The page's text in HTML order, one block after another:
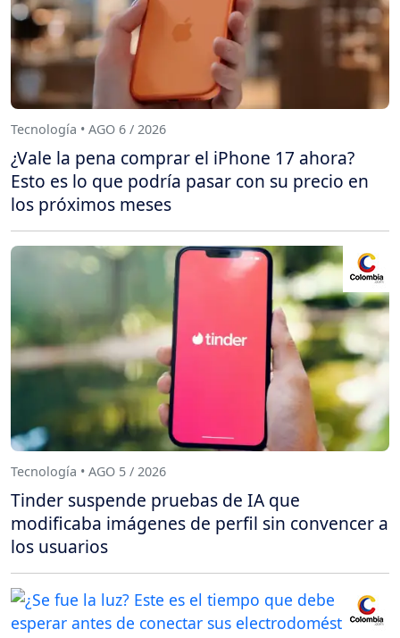
Tecnología • AGO 6 / 2026
¿Vale la pena comprar el iPhone 17 ahora?
Esto es lo que podría pasar con su precio en
los próximos meses
Tecnología • AGO 5 / 2026
Tinder suspende pruebas de IA que
modificaba imágenes de perfil sin convencer a
los usuarios